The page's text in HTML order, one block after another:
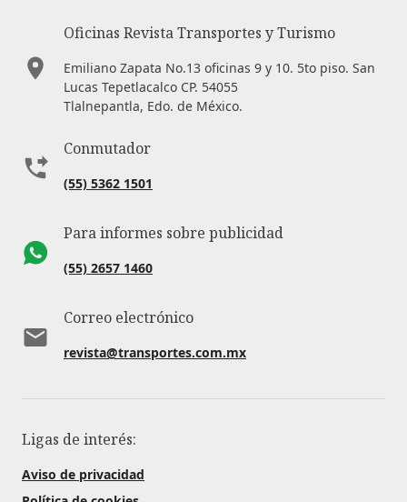
Oficinas Revista Transportes y Turismo
Emiliano Zapata No.13 oficinas 9 y 10. 5to piso. San
Lucas Tepetlacalco CP. 54055
Tlalnepantla, Edo. de México.
Conmutador
(55) 5362 1501
Para informes sobre publicidad
(55) 2657 1460
Correo electrónico
revista@transportes.com.mx
Ligas de interés:
Aviso de privacidad